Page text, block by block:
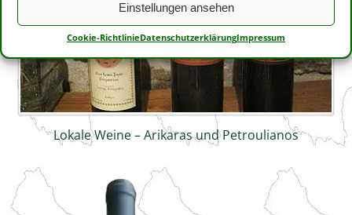
Einstellungen ansehen
Cookie-RichtlinieDatenschutzerklärungImpressum
Lokale Weine – Arikaras und Petroulianos